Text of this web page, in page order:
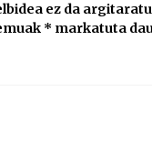
07/03 ez da
* markatuta